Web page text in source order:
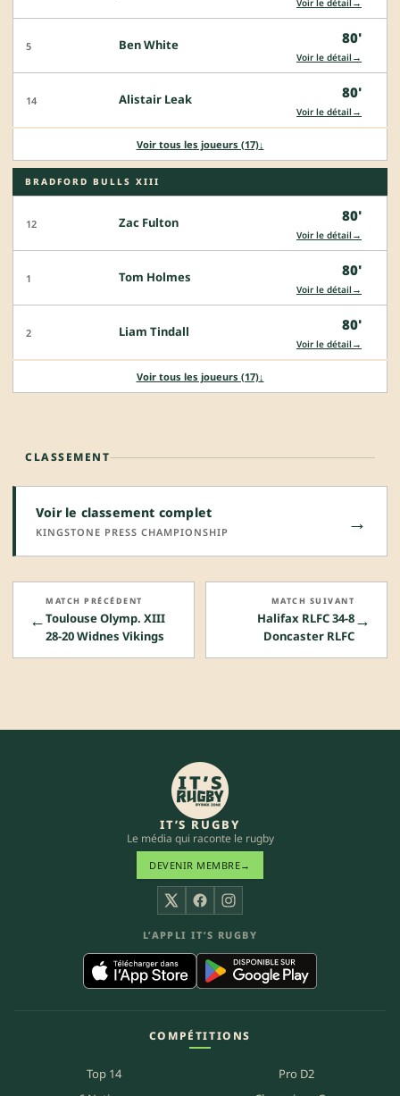
5 Ben White 80'
Voir le détail →
14 Alistair Leak 80'
Voir le détail →
Voir tous les joueurs (17)↓
BRADFORD BULLS XIII
12 Zac Fulton 80'
Voir le détail →
1 Tom Holmes 80'
Voir le détail →
2 Liam Tindall 80'
Voir le détail →
Voir tous les joueurs (17)↓
CLASSEMENT
Voir le classement complet
KINGSTONE PRESS CHAMPIONSHIP →
←
MATCH PRÉCÉDENT
Toulouse Olymp. XIII
28-20 Widnes Vikings
→
MATCH SUIVANT
Halifax RLFC 34-8
Doncaster RLFC
IT’S RUGBY
Le média qui raconte le rugby
DEVENIR MEMBRE→
X FacebookInstagram
L’APPLI IT’S RUGBY
COMPÉTITIONS
Top 14
Pro D2